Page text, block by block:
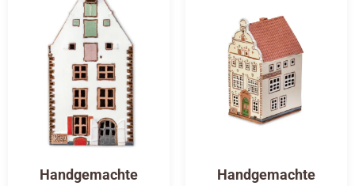
Handgemachte
Handgemachte